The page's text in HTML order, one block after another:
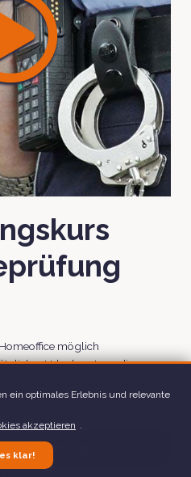
möglich
Urlaub notwendig
Fernschule seit 2018
297 €
ein optimales Erlebnis und relevante
akzeptieren .
klar!